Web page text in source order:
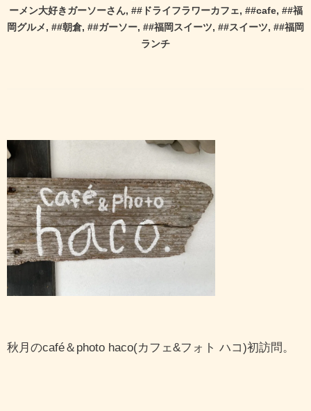
ーメン大好きガーソーさん, ##ドライフラワーカフェ, ##cafe, ##福
岡グルメ, ##朝倉, ##ガーソー, ##福岡スイーツ, ##スイーツ, ##福岡
ランチ
秋月のcafé＆photo haco(カフェ&フォト ハコ)初訪問。